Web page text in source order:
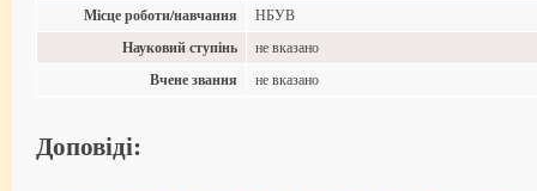
Місце роботи/навчання НБУВ
Науковий ступінь не вказано
Вчене звання не вказано
Доповіді: